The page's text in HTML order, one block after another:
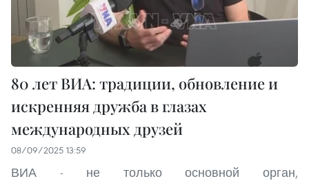
80 лет ВИА: традиции, обновление и
искренняя дружба в глазах
международных друзей
08/09/2025 13:59
ВИА - не только основной орган,